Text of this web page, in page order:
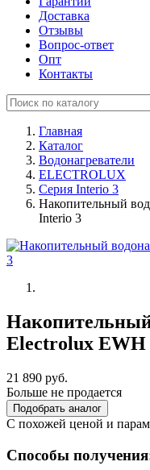
Доставка
Отзывы
Вопрос-ответ
Опт
Контакты
Главная
Каталог
Водонагреватели
ELECTROLUX
Серия Interio 3
Накопительный
Interio 3
Накопительный
Electrolux EWH
21 890 руб.
Больше не продается
Подобрать аналог
С похожей ценой и
Способы